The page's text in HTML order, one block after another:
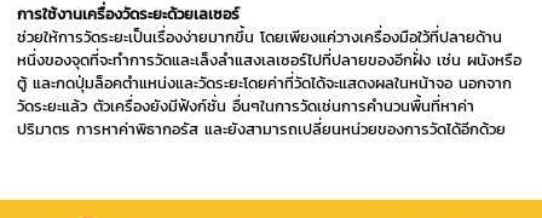
การใช้งานเครื่องวัดระยะด้วยเลเซอร์
ช่วยให้การวัดระยะเป็นเรื่องง่ายมากขึ้น โดยเพียงแค่วางเครื่องมือใว้ที่ปลายด้าน
หนึ่งของจุดที่จะทำการวัดและเล็งลำแสงเลเซอร์ไปที่ปลายของอีกฝั่ง เช่น ผนังหรือ
ตู้ และกดปุ่มล็อคตำแหน่งและวัดระยะโดยค่าที่วัดได้จะแสดงผลในหน้าจอ นอกจาก
วัดระยะแล้ว ตัวเครื่องยังมีฟังก์ชั่น อื่นๆในการวัดเช่นการคำนวนพื้นที่หาค่า
ปริมาตร การหาค่าพิธากอรัส และยังสามารถเปลี่ยนหน่วยของการวัดได้อีกด้วย